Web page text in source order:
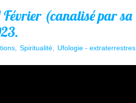
Février (canalisé par sa
Spiritualité
Ufologie - extraterrestres